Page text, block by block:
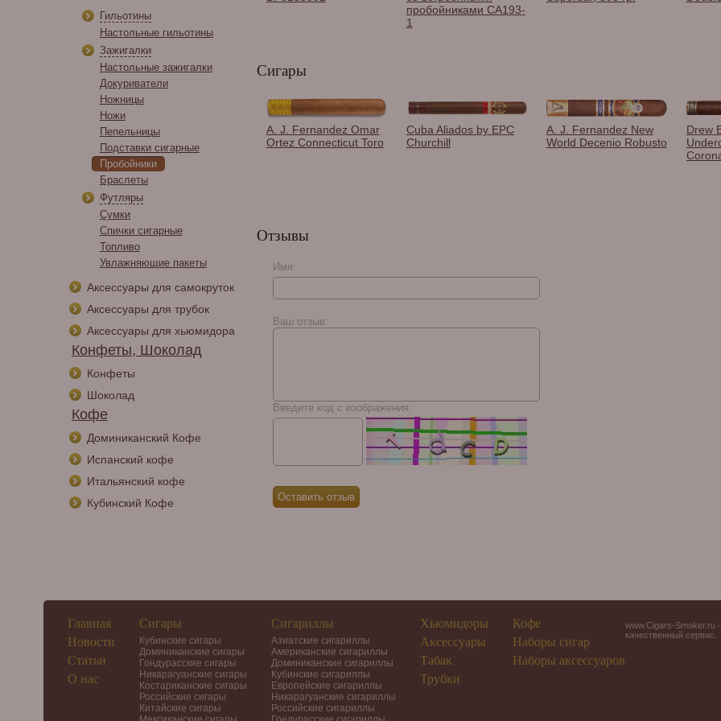
Гильотины
Настольные гильотины
Зажигалки
Настольные зажигалки
Докуриватели
Ножницы
Ножи
Пепельницы
Подставки сигарные
Пробойники
Браслеты
Футляры
Сумки
Спички сигарные
Топливо
Увлажняющие пакеты
Аксессуары для самокруток
Аксессуары для трубок
Аксессуары для хьюмидора
Конфеты, Шоколад
Конфеты
Шоколад
Кофе
Доминиканский Кофе
Испанский кофе
Итальянский кофе
Кубинский Кофе
пробойниками CA193-
1
Сигары
A. J. Fernandez Omar
Ortez Connecticut Toro
Cuba Aliados by EPC
Churchill
A. J. Fernandez New
World Decenio Robusto
Drew
Отзывы
Имя:
Ваш отзыв:
Введите код с изображения:
Главная
Новости
Статьи
О нас
Сигары
Кубинские сигары
Доминиканские сигары
Гондурасские сигары
Никарагуанские сигары
Костариканские сигары
Российские сигары
Китайские сигары
Сигариллы
Азиатские сигариллы
Американские сигариллы
Доминиканские сигариллы
Кубинские сигариллы
Европейские сигариллы
Никарагуанские сигариллы
Российские сигариллы
Хьюмидоры
Аксессуары
Табак
Трубки
Кофе
Наборы сигар
Наборы аксессуаров
www.Cigars-Smoker.ru
качественный сервис.